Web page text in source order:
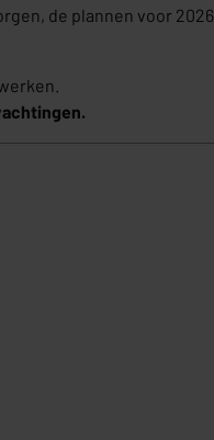
de plannen voor 2026